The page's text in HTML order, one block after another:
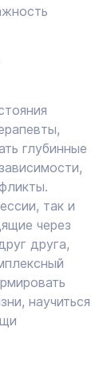
глубинные
так и
через
друга,
научиться